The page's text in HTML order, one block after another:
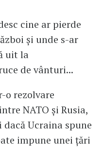
cine ar pierde
și unde s-ar
uit la
de vânturi...
o rezolvare
NATO și Rusia,
dacă Ucraina spune
impune unei țări